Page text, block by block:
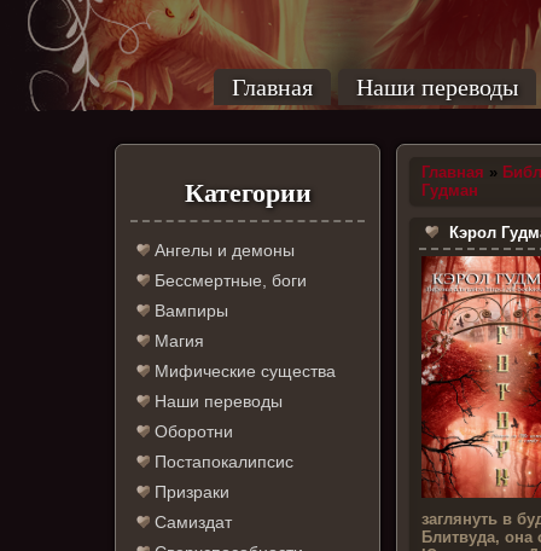
Главная Наши переводы
Категории
Ангелы и демоны
Бессмертные, боги
Вампиры
Магия
Мифические существа
Наши переводы
Оборотни
Постапокалипсис
Призраки
Самиздат
Главная »
Гудман
Кэрол
заглянуть в
Блитвуда, она